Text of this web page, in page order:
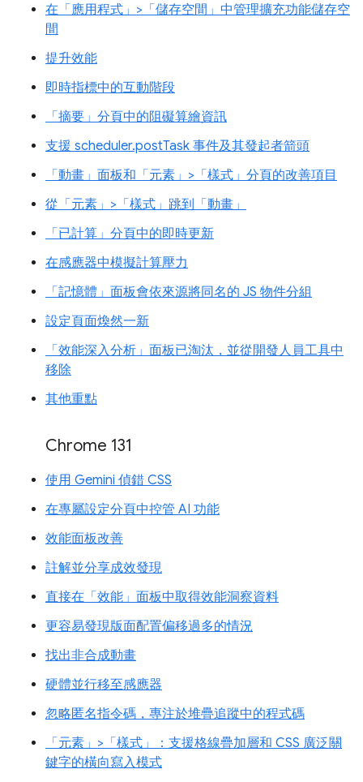
在「應用程式」>「儲存空間」中管理擴充功能儲存空
間
提升效能
即時指標中的互動階段
「摘要」分頁中的阻礙算繪資訊
支援 scheduler.postTask 事件及其發起者箭頭
「動畫」面板和「元素」>「樣式」分頁的改善項目
從「元素」>「樣式」跳到「動畫」
「已計算」分頁中的即時更新
在感應器中模擬計算壓力
「記憶體」面板會依來源將同名的 JS 物件分組
設定頁面煥然一新
「效能深入分析」面板已淘汰，並從開發人員工具中
移除
其他重點
Chrome 131
使用 Gemini 偵錯 CSS
在專屬設定分頁中控管 AI 功能
效能面板改善
註解並分享成效發現
直接在「效能」面板中取得效能洞察資料
更容易發現版面配置偏移過多的情況
找出非合成動畫
硬體並行移至感應器
忽略匿名指令碼，專注於堆疊追蹤中的程式碼
「元素」>「樣式」：支援格線疊加層和 CSS 廣泛關
鍵字的橫向寫入模式